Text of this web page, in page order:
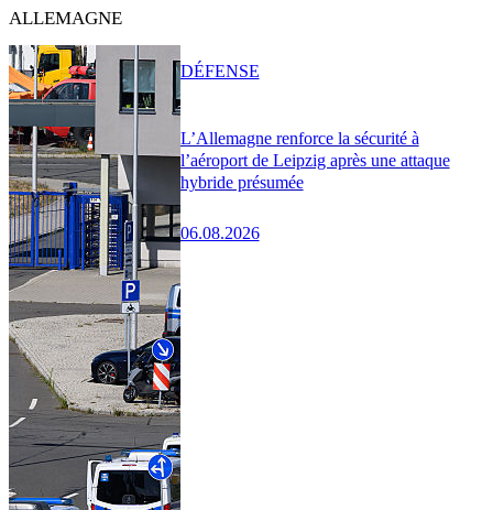
ALLEMAGNE
L’Allemagne renforce la sécurité à
l’aéroport de Leipzig après une attaque
hybride présumée
06.08.2026
DÉFENSE